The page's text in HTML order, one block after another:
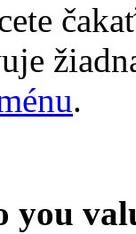
.
you